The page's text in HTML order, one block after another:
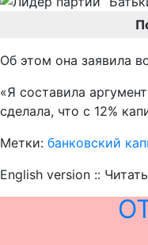
Об этом она заявила
«Я составила
сделала, что с 12%
Метки: банковский
English version ::